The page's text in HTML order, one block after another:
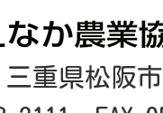
三重県松阪